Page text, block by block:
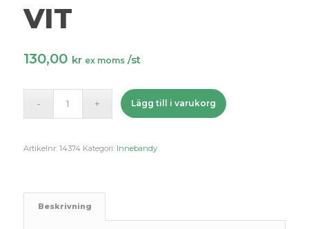
VIT
130,00 kr ex moms /st
Lägg till i varukorg
Artikelnr: 14374 Kategori: Innebandy
Beskrivning